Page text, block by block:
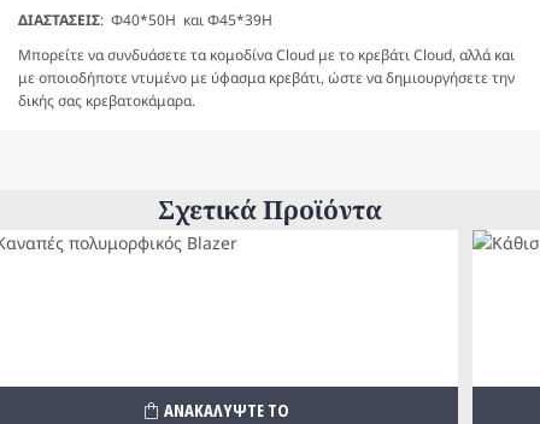
ΔΙΑΣΤΑΣΕΙΣ: Φ40*50Η και Φ45*39Η
Μπορείτε να συνδυάσετε τα κομοδίνα Cloud με το κρεβάτι Cloud, αλλά και
με οποιοδήποτε ντυμένο με ύφασμα κρεβάτι, ώστε να δημιουργήσετε την
δικής σας κρεβατοκάμαρα.
Σχετικά Προϊόντα
ΑΝΑΚΑΛΥΨΤΕ ΤΟ